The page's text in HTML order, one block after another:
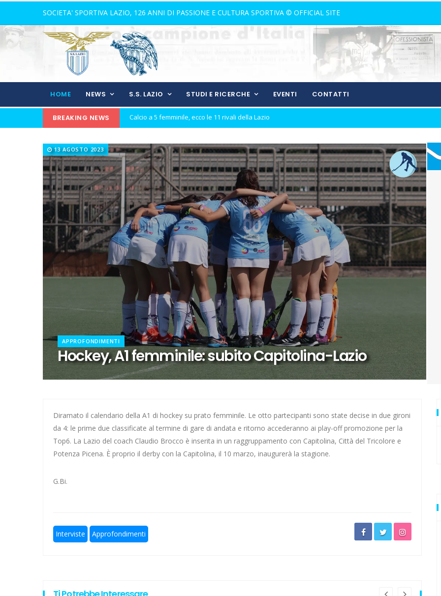
SOCIETA' SPORTIVA LAZIO, 126 ANNI DI PASSIONE E CULTURA SPORTIVA © OFFICIAL SITE
HOME NEWS S.S. LAZIO STUDI E RICERCHE EVENTI CONTATTI
BREAKING NEWS 21 anni senza Bomber Fiorini: nostalgia!
Elite, ecco il calendario del girone di andata
Elite maschile: ecco le sfide dell'andata
Ecco De Souza, laterale con il vizio del gol
Il 16 agosto l'inizio dell'avventura in Coppa Italia
Calcio a 5, dalla Spagna con furore: ecco Luna
Il girone di C della Lazio
Quattro dei nostri ai Mondiali di Zagabria
Pallanuoto, Miciora e Gavrila ai Mondiali con la Romania
Europeo per Club, vince la Lazio
Ecco Kondo per una Lazio che vuole stupire
Hockey su prato, addio a Poletti
La Lazio si rinforza con Ginevra Cavallini
Ecco le avversarie della Lazio
Lazio ad Ascoli 19 anni dopo l'ultima volta
Un'altra bella notizia: Caique resta
13 AGOSTO 2023
APPROFONDIMENTI
Hockey, A1 femminile: subito Capitolina-Lazio
Diramato il calendario della A1 di hockey su prato femminile. Le otto partecipanti sono state decise in due gironi
da 4: le prime due classificate al termine di gare di andata e ritorno accederanno ai play-off promozione per la
Top6. La Lazio del coach Claudio Brocco è inserita in un raggruppamento con Capitolina, Città del Tricolore e
Potenza Picena. È proprio il derby con la Capitolina, il 10 marzo, inaugurerà la stagione.
G.Bi.
Interviste Approfondimenti